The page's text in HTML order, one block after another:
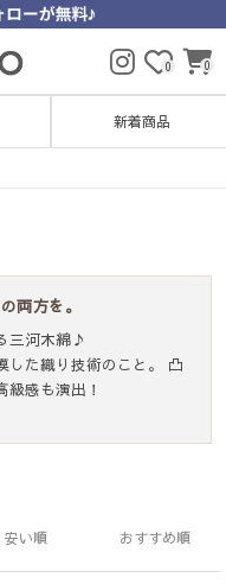
0 0
新着商品
両方を。
三河木綿♪
した織り技術のこと。 凸
級感も演出！
安い順 おすすめ順